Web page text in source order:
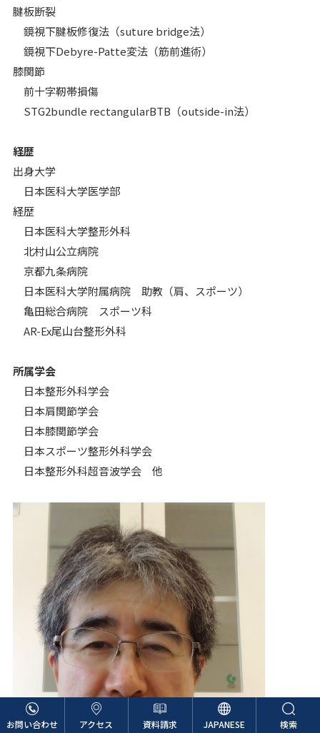
お問い合わせ アクセス 資料請求 JAPANESE 検索
ENGLISH
腱板断裂
鏡視下腱板修復法（suture bridge法）
鏡視下Debyre-Patte変法（筋前進術）
膝関節
前十字靭帯損傷
STG2bundle rectangularBTB（outside-in法）
経歴
出身大学
日本医科大学医学部
経歴
日本医科大学整形外科
北村山公立病院
京都九条病院
日本医科大学附属病院 助教（肩、スポーツ）
亀田総合病院 スポーツ科
AR-Ex尾山台整形外科
所属学会
日本整形外科学会
日本肩関節学会
日本膝関節学会
日本スポーツ整形外科学会
日本整形外科超音波学会 他